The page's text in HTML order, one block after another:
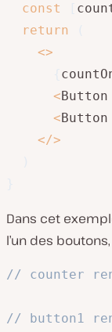
const
return
<>
<
<
</>
Dans cet
l’un des
// counter
// button1